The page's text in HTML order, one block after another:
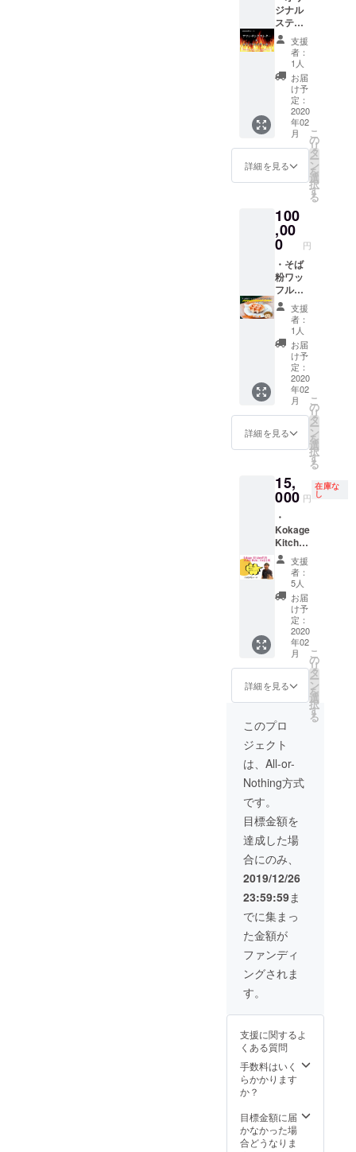
お届け
しま
す。 ※
災害等
により
営業不
可能と
なった
場合の
払い戻
しは致
しませ
をお送
りしま
す。 ※
旬の野
菜便の
内容は
こちら
でご用
意させ
ていた
だきま
す。 ※
発送時
月、10
月、
2020年
1月を予
定して
おりま
すが、
前後す
る可能
性がご
ざいま
す。 ※
指定住
所へお
送りし
ます
（送料
込
テッ
カーを
貼れる
権利で
す。プ
ラス、
オリジ
ナルス
テッ
カー、
心を込
めたサ
ンクス
レター
をお送
す。 ※
広告、
ロゴス
テッ
カーは
後日郵
送いた
だきま
す(着払
い可
能)。 ※
オリジ
ナルス
テッ
カー、
サンク
スレ
ターは
指定住
所へお
ます
（送料
込
み）。
※リター
ンは
2020年
2月1日
から順
次お届
けを開
始し、
2020年
2月29日
までに
お届け
しま
ジナル
ステッ
カー ・
アツい
サンク
スレ
ター
Kokage
Kitchen
の想い
に共感
し、リ
ターン
不要で
も支援
い！と
いう方
向けに
ご用意
させて
いただ
きまし
た。ご
支援い
ただい
た方に
は、感
謝の気
持ちを
込め
て、ア
ツいア
ツい直
筆のお
手紙
リジナ
ルス
テッ
カーを
お送り
いたし
ます。
※指定住
所へお
送りし
ます
（送料
み）。
※リター
ンは
2020年
次お届
けを開
始し、
2020年
2月29日
までに
す。
支援
者：
1人
お届
け予
定：
2020
年02
月
詳細を見る
こ
の
リ
タ
ー
ン
を
選
択
す
る
100
,00
0 円
・そば
粉ワッ
フル一
年間食
べ放
題！ ・
オリジ
ナルス
テッ
カー ・
サンク
スレ
ター
Kokage
Kitchen
の主商
て人気
の「そ
ば粉
ワッフ
ル」。
出店会
場にい
けばそ
のワッ
フルが
いつで
も食べ
放題の
券で
す。味
やパ
ケージ
地域の
農産品
を使っ
たトッ
ピング
の開発
らも進
化し続
けるそ
ば粉
ワッフ
ルの変
化を、
一年間
を通し
て常に
お楽し
みいた
だけま
オリジ
ナルス
テッ
カー、
心を込
めたサ
をお送
りしま
す。 ※
支援
者：
1人
お届
け予
定：
2020
年02
月
詳細を見る
こ
の
リ
タ
ー
ン
を
選
択
す
る
15,
000 円
在庫な
し
・
Kokage
Kitchen
代表大
島と飲
みに行
ける券
・オリ
ジナル
ステッ
カー ・
サンク
スレ
ター 代
表の大
島と飲
みに行
きま
しょ
う！ プ
ラス、
オリジ
カー、
心を込
めたサ
ンクス
レター
を直接
お渡し
しま
す。 ※
大島の
好みは
ビール
と日本
大島は
くのも
好きで
す。 ※
日時と
場所を
公共の
場所で
面会し
支援
者：
5人
お届
け予
定：
2020
年02
月
詳細を見る
こ
の
リ
タ
ー
ン
を
選
択
す
る
このプロ
ジェクト
は、All-or-
Nothing方式
です。
目標金額を
達成した場
合にのみ、
2019/12/26
23:59:59ま
でに集まっ
た金額が
ファンディ
ングされま
す。
支援に関するよ
くある質問
手数料はいく
らかかります
か？
目標金額に届
かなかった場
合どうなりま